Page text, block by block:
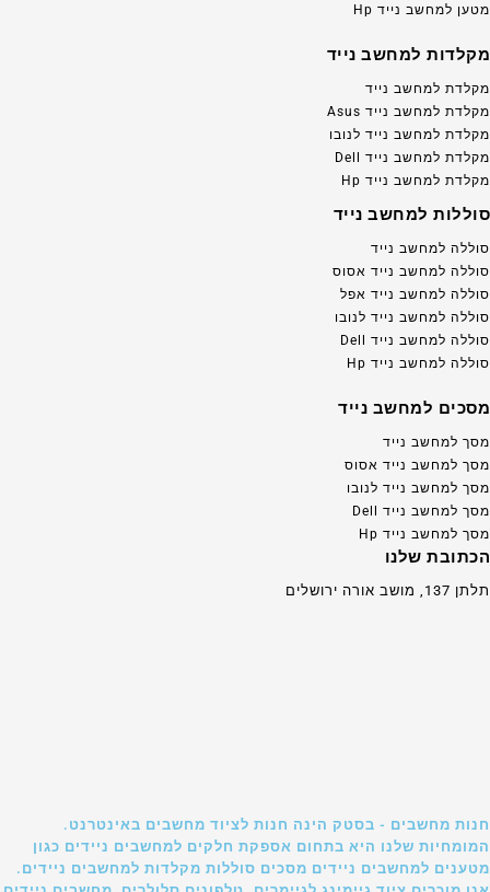
מטען למחשב נייד Hp
מקלדות למחשב נייד
מקלדת למחשב נייד
מקלדת למחשב נייד Asus
מקלדת למחשב נייד לנובו
מקלדת למחשב נייד Dell
מקלדת למחשב נייד Hp
סוללות למחשב נייד
סוללה למחשב נייד
סוללה למחשב נייד אסוס
סוללה למחשב נייד אפל
סוללה למחשב נייד לנובו
סוללה למחשב נייד Dell
סוללה למחשב נייד Hp
מסכים למחשב נייד
מסך למחשב נייד
מסך למחשב נייד אסוס
מסך למחשב נייד לנובו
מסך למחשב נייד Dell
מסך למחשב נייד Hp
הכתובת שלנו
תלתן 137, מושב אורה ירושלים
חנות מחשבים - בסטק הינה חנות לציוד מחשבים באינטרנט.
המומחיות שלנו היא בתחום אספקת חלקים למחשבים ניידים כגון
מטענים למחשבים ניידים מסכים סוללות מקלדות למחשבים ניידים.